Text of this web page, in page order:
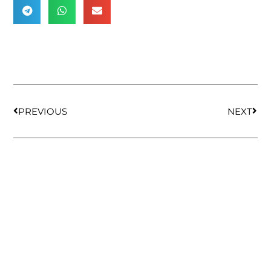
PREVIOUS NEXT